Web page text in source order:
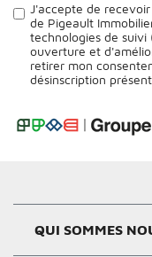
J'accepte de
de Pigeault
technologies de
ouverture et
retirer mon
désinscription
Alternative:
QUI SOMMES